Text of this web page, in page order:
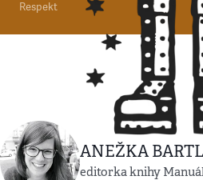
Respekt
ANEŽKA
editorka knihy